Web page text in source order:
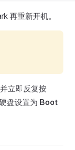
再重新开机。
立即反复按
盘设置为 Boot